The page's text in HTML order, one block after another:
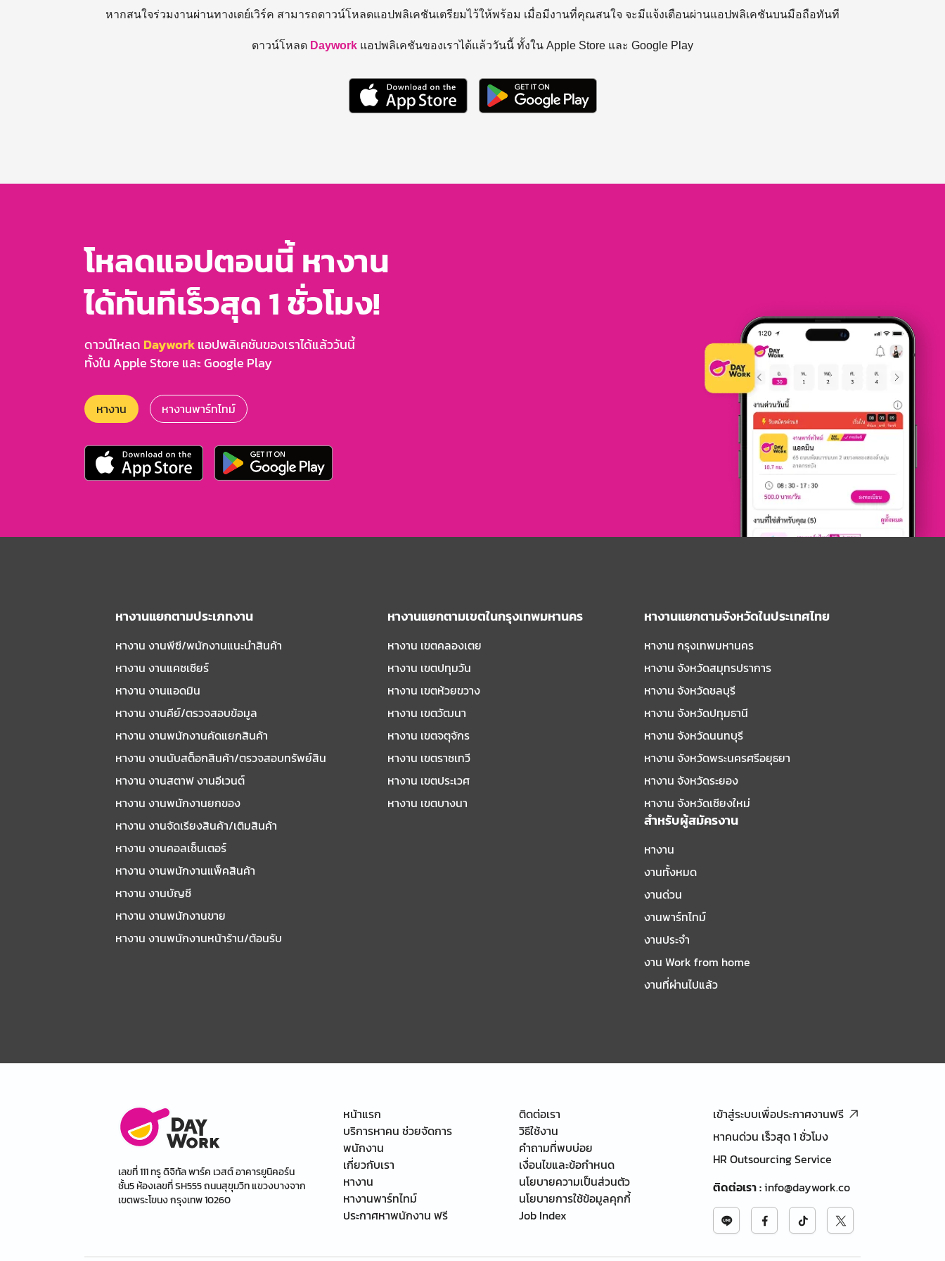
หากสนใจร่วมงานผ่านทางเดย์เวิร์ค สามารถดาวน์โหลดแอปพลิเคชันเตรียมไว้ให้พร้อม เมื่อมีงานที่คุณสนใจ จะมีแจ้งเตือนผ่านแอปพลิเคชันบนมือถือทันที
ดาวน์โหลด Daywork แอปพลิเคชันของเราได้แล้ววันนี้ ทั้งใน Apple Store และ Google Play
โหลดแอปตอนนี้ หางาน
ได้ทันทีเร็วสุด 1 ชั่วโมง!
ดาวน์โหลด Dayworkแอปพลิเคชันของเราได้แล้ววันนี้
ทั้งใน Apple Store และ Google Play
หางาน หางานพาร์ทไทม์
หางานแยกตามประเภทงาน
หางาน งานพีซี/พนักงานแนะนําสินค้า
หางาน งานแคชเชียร์
หางาน งานแอดมิน
หางาน งานคีย์/ตรวจสอบข้อมูล
หางาน งานพนักงานคัดแยกสินค้า
หางาน งานนับสต็อกสินค้า/ตรวจสอบทรัพย์สิน
หางาน งานสตาฟ งานอีเวนต์
หางาน งานพนักงานยกของ
หางาน งานจัดเรียงสินค้า/เติมสินค้า
หางาน งานคอลเซ็นเตอร์
หางาน งานพนักงานแพ็คสินค้า
หางาน งานบัญชี
หางาน งานพนักงานขาย
หางาน งานพนักงานหน้าร้าน/ต้อนรับ
หางานแยกตามเขตในกรุงเทพมหานคร
หางาน เขตคลองเตย
หางาน เขตปทุมวัน
หางาน เขตห้วยขวาง
หางาน เขตวัฒนา
หางาน เขตจตุจักร
หางาน เขตราชเทวี
หางาน เขตประเวศ
หางาน เขตบางนา
หางานแยกตามจังหวัดในประเทศไทย
หางาน กรุงเทพมหานคร
หางาน จังหวัดสมุทรปราการ
หางาน จังหวัดชลบุรี
หางาน จังหวัดปทุมธานี
หางาน จังหวัดนนทบุรี
หางาน จังหวัดพระนครศรีอยุธยา
หางาน จังหวัดระยอง
หางาน จังหวัดเชียงใหม่
สำหรับผู้สมัครงาน
หางาน
งานทั้งหมด
งานด่วน
งานพาร์ทไทม์
งานประจำ
งาน Work from home
งานที่ผ่านไปแล้ว
เลขที่ 111 ทรู ดิจิทัล พาร์ค เวสต์ อาคารยูนิคอร์น
ชั้น5 ห้องเลขที่ SH555 ถนนสุขุมวิท แขวงบางจาก
เขตพระโขนง กรุงเทพ 10260
หน้าแรก
บริการหาคน ช่วยจัดการ
พนักงาน
เกี่ยวกับเรา
หางาน
หางานพาร์ทไทม์
ประกาศหาพนักงาน ฟรี
ติดต่อเรา
วิธีใช้งาน
คำถามที่พบบ่อย
เงื่อนไขและข้อกำหนด
นโยบายความเป็นส่วนตัว
นโยบายการใช้ข้อมูลคุกกี้
Job Index
เข้าสู่ระบบเพื่อประกาศงานฟรี
หาคนด่วน เร็วสุด 1 ชั่วโมง
HR Outsourcing Service
ติดต่อเรา:info@daywork.co